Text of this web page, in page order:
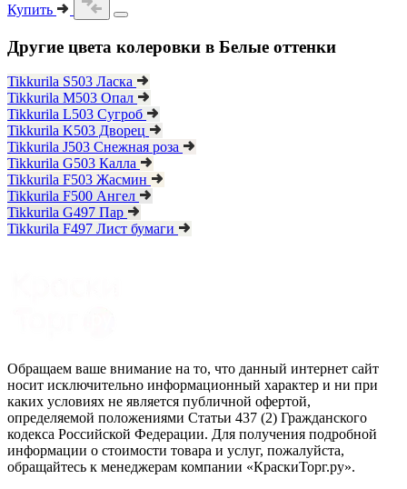
Купить
Другие цвета колеровки в Белые оттенки
Tikkurila S503 Ласка
Tikkurila M503 Опал
Tikkurila L503 Сугроб
Tikkurila K503 Дворец
Tikkurila J503 Снежная роза
Tikkurila G503 Калла
Tikkurila F503 Жасмин
Tikkurila F500 Ангел
Tikkurila G497 Пар
Tikkurila F497 Лист бумаги
Обращаем ваше внимание на то, что данный интернет сайт
носит исключительно информационный характер и ни при
каких условиях не является публичной офертой,
определяемой положениями Статьи 437 (2) Гражданского
кодекса Российской Федерации. Для получения подробной
информации о стоимости товара и услуг, пожалуйста,
обращайтесь к менеджерам компании «КраскиТорг.ру».